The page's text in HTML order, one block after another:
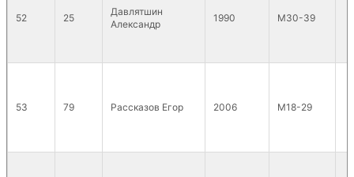
52 25
Давлятшин
Александр
1990 М30-39
53 79 Рассказов Егор 2006 М18-29